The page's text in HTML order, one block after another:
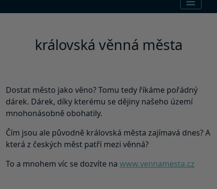
královská věnná města
Dostat město jako věno? Tomu tedy říkáme pořádný
dárek. Dárek, díky kterému se dějiny našeho území
mnohonásobně obohatily.
Čím jsou ale původně královská města zajímavá dnes? A
která z českých měst patří mezi věnná?
To a mnohem víc se dozvíte na www.vennamesta.cz